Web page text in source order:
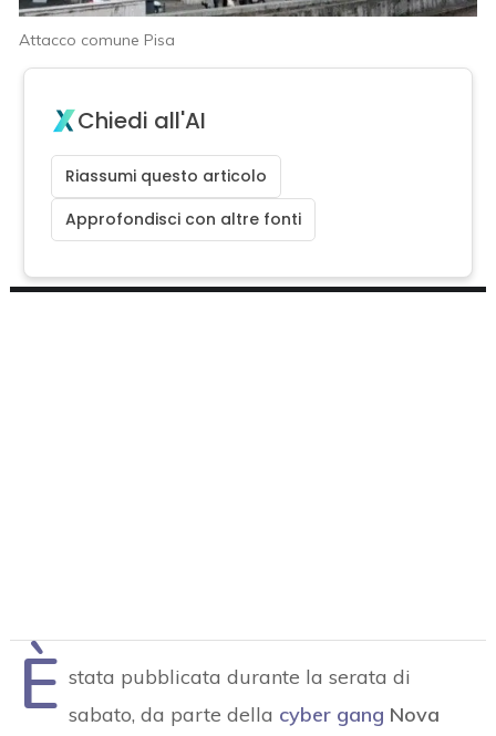
Attacco comune Pisa
Chiedi all'AI
Riassumi questo articolo
Approfondisci con altre fonti
È stata pubblicata durante la serata di
sabato, da parte della cyber gang Nova